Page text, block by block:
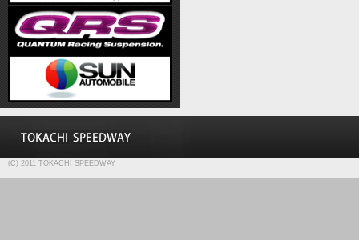
(C) 2011 TOKACHI SPEEDWAY